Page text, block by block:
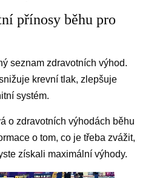
přínosy běhu pro
seznam zdravotních výhod.
krevní tlak, zlepšuje
systém.
o zdravotních výhodách běhu
o tom, co je třeba zvážit,
získali maximální výhody.